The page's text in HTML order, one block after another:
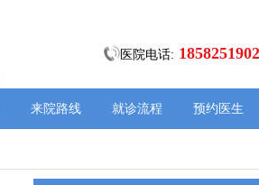
医院电话:
来院路线 就诊流程 预约医生